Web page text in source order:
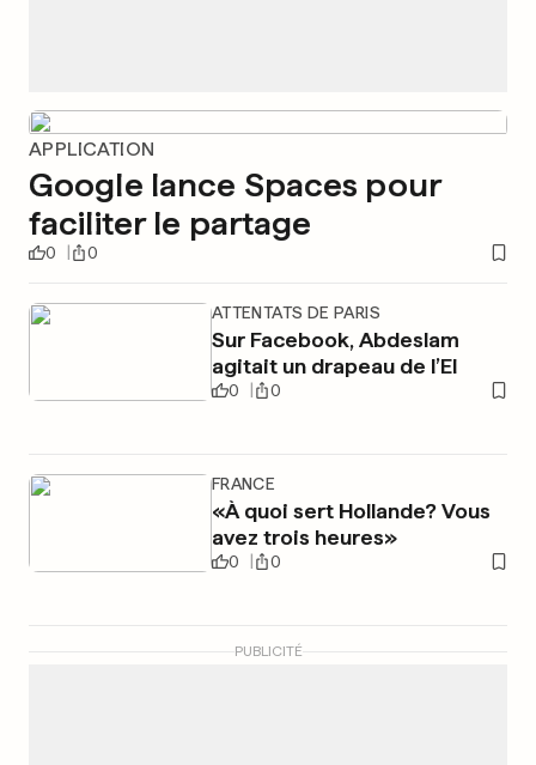
APPLICATION
Google lance Spaces pour
faciliter le partage
0 0
ATTENTATS DE PARIS
Sur Facebook, Abdeslam
agitait un drapeau de l’EI
0 0
FRANCE
«À quoi sert Hollande? Vous
avez trois heures»
0 0
PUBLICITÉ